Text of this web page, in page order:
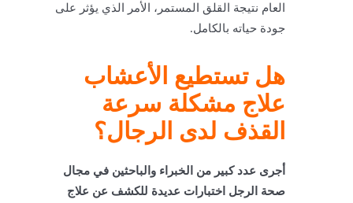
العام نتيجة القلق المستمر، الأمر الذي يؤثر على
جودة حياته بالكامل.
هل تستطيع الأعشاب
علاج مشكلة سرعة
القذف لدى الرجال؟
أجرى عدد كبير من الخبراء والباحثين في مجال
صحة الرجل اختبارات عديدة للكشف عن علاج